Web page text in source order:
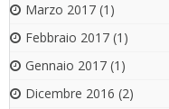
Marzo 2017 (1)
Febbraio 2017 (1)
Gennaio 2017 (1)
Dicembre 2016 (2)